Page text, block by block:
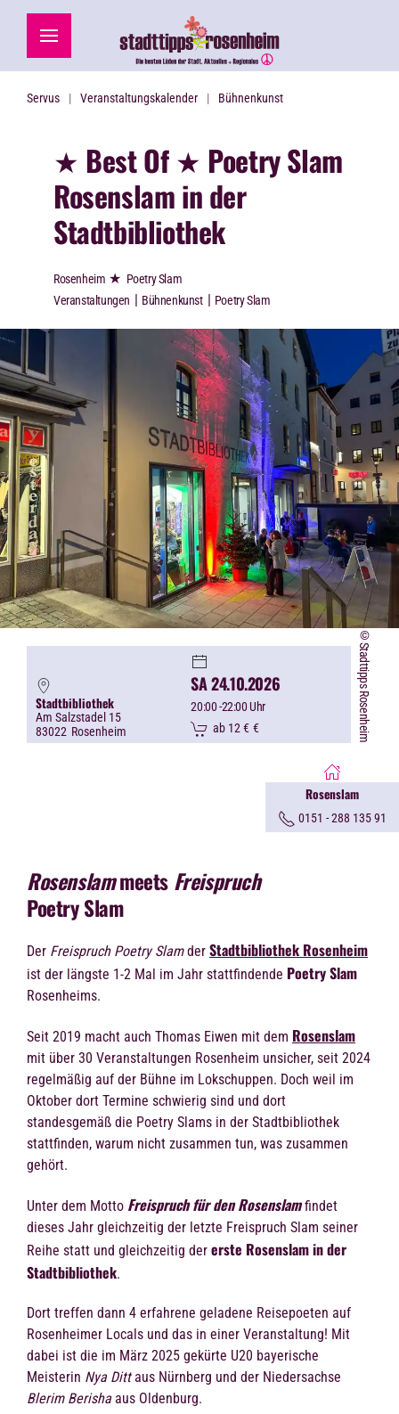
Zum Hauptinhalt springen
Servus Veranstaltungskalender Bühnenkunst
★ Best Of ★ Poetry Slam
Rosenslam in der
Stadtbibliothek
Rosenheim ★ Poetry Slam
Veranstaltungen | Bühnenkunst | Poetry Slam
Stadtbibliothek
Am Salzstadel 15
83022 Rosenheim
SA 24.10.2026
20:00-22:00 Uhr
ab 12 € € ©Stadttipps Rosenheim
Rosenslam
0151 - 288 135 91
Rosenslammeets Freispruch
Poetry Slam
Der Freispruch Poetry Slamder Stadtbibliothek Rosenheim
ist der längste 1-2 Mal im Jahr stattfindende Poetry Slam
Rosenheims.
Seit 2019 macht auch Thomas Eiwen mit dem Rosenslam
mit über 30 Veranstaltungen Rosenheim unsicher, seit 2024
regelmäßig auf der Bühne im Lokschuppen. Doch weil im
Oktober dort Termine schwierig sind und dort
standesgemäß die Poetry Slams in der Stadtbibliothek
stattfinden, warum nicht zusammen tun, was zusammen
gehört.
Unter dem Motto Freispruch für den Rosenslamfindet
dieses Jahr gleichzeitig der letzte Freispruch Slam seiner
Reihe statt und gleichzeitig der erste Rosenslam in der
Stadtbibliothek.
Dort treffen dann 4 erfahrene geladene Reisepoeten auf
Rosenheimer Locals und das in einer Veranstaltung! Mit
dabei ist die im März 2025 gekürte U20 bayerische
Meisterin Nya Dittaus Nürnberg und der Niedersachse
Blerim Berishaaus Oldenburg.